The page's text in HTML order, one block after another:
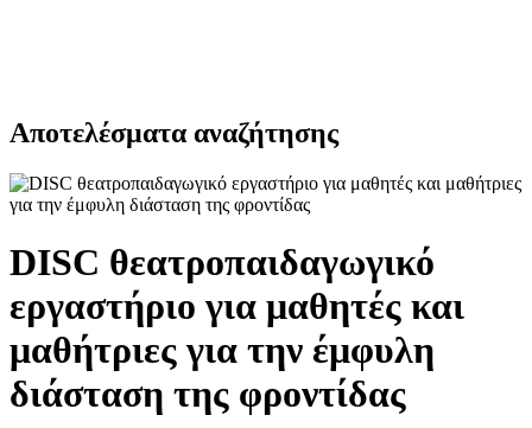
Αποτελέσματα αναζήτησης
DISC θεατροπαιδαγωγικό
εργαστήριο για μαθητές και
μαθήτριες για την έμφυλη
διάσταση της φροντίδας